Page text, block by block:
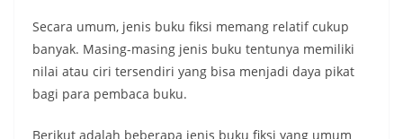
Secara umum, jenis buku fiksi memang relatif cukup
banyak. Masing-masing jenis buku tentunya memiliki
nilai atau ciri tersendiri yang bisa menjadi daya pikat
bagi para pembaca buku.
Berikut adalah beberapa jenis buku fiksi yang umum